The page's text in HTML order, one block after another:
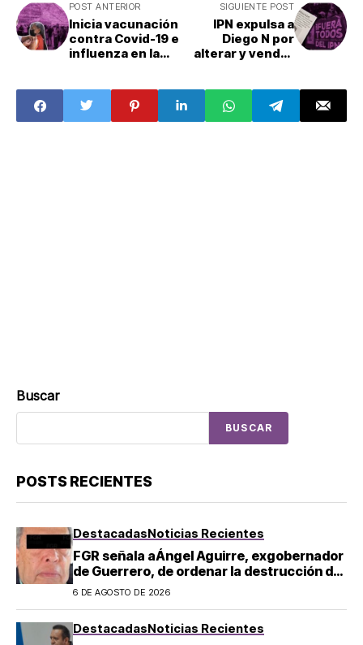
POST ANTERIOR
Inicia vacunación
contra Covid-19 e
influenza en la
SIGUIENTE POST
IPN expulsa a
Diego N por
alterar y vender
Buscar
BUSCAR
POSTS RECIENTES
DestacadasNoticias Recientes
FGR señala aÁngel Aguirre, exgobernador
de Guerrero, de ordenar la destrucción de
evidencia sobre el caso Ayotzinapa
6 DE AGOSTO DE 2026
DestacadasNoticias Recientes